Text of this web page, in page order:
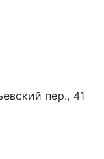
пер., 41